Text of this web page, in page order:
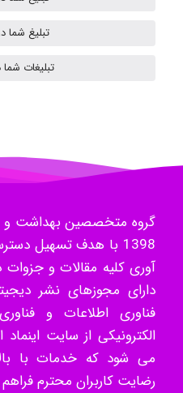
تبلیغ شما
تبلیغات
گروه متخصصین بهداشت و
1398 با هدف تسهیل
دارای مجوزهای نشر
فناوری اطلاعات و
الکترونیکی از سایت
می شود که خدمات با
رضایت کاربران محترم